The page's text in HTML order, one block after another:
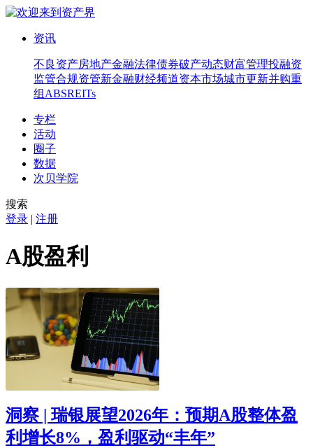
资讯
不良资产房地产金融法律债券破产动态财富管理投融资
监管合规资管新金融财经频道资本市场城市更新并购重
组 ABSREITs
专栏
活动
圈子
数据
次贝学院
搜索
登录 | 注册
A股盈利
洞察 | 瑞银展望2026年：预期A股整体盈
利增长8%，盈利驱动“丰年”